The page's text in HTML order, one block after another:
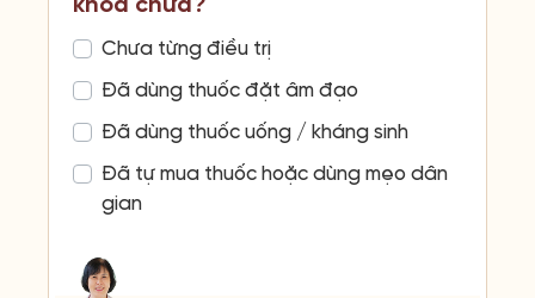
khoa chưa?
Chưa từng điều trị
Đã dùng thuốc đặt âm đạo
Đã dùng thuốc uống / kháng sinh
Đã tự mua thuốc hoặc dùng mẹo dân
gian